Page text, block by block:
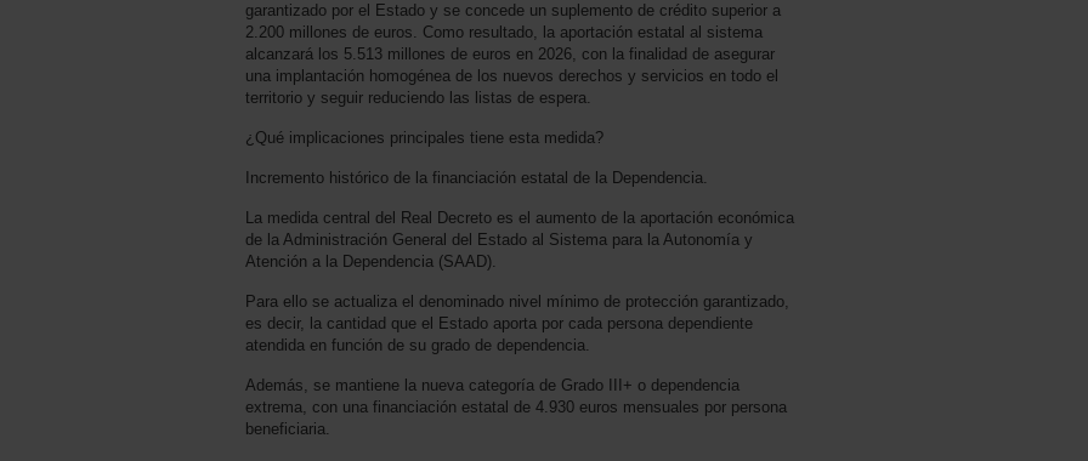
garantizado por el Estado y se concede un suplemento de crédito superior a
2.200 millones de euros. Como resultado, la aportación estatal al sistema
alcanzará los 5.513 millones de euros en 2026, con la finalidad de asegurar
una implantación homogénea de los nuevos derechos y servicios en todo el
territorio y seguir reduciendo las listas de espera.
¿Qué implicaciones principales tiene esta medida?
Incremento histórico de la financiación estatal de la Dependencia.
La medida central del Real Decreto es el aumento de la aportación económica
de la Administración General del Estado al Sistema para la Autonomía y
Atención a la Dependencia (SAAD).
Para ello se actualiza el denominado nivel mínimo de protección garantizado,
es decir, la cantidad que el Estado aporta por cada persona dependiente
atendida en función de su grado de dependencia.
Además, se mantiene la nueva categoría de Grado III+ o dependencia
extrema, con una financiación estatal de 4.930 euros mensuales por persona
beneficiaria.